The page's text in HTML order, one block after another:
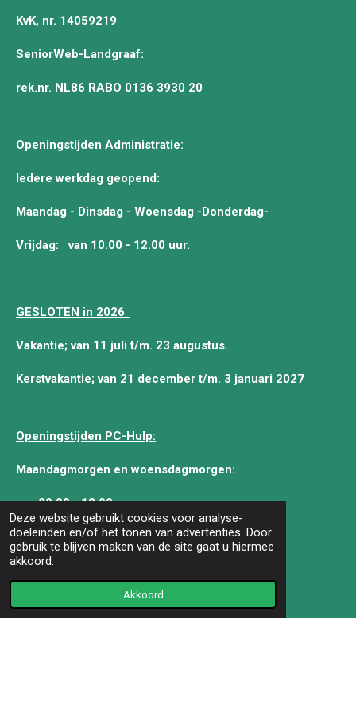
Deze website gebruikt cookies voor analyse-
doeleinden en/of het tonen van advertenties. Door
gebruik te blijven maken van de site gaat u hiermee
akkoord.
Akkoord
KvK, nr. 14059219
SeniorWeb-Landgraaf:
rek.nr. NL86 RABO 0136 3930 20
Openingstijden Administratie:
Iedere werkdag geopend:
Maandag - Dinsdag - Woensdag -Donderdag-
Vrijdag:van 10.00 - 12.00 uur.
GESLOTEN in 2026:
Vakantie; van 11 juli t/m. 23 augustus.
Kerstvakantie; van 21 december t/m. 3 januari 2027
Openingstijden PC-Hulp:
Maandagmorgen en woensdagmorgen:
van 09.00 - 12.00 uur
Behalve feestdagen.
Openingstijden SOOS (Inkom):
Iedere werkdag geopend: